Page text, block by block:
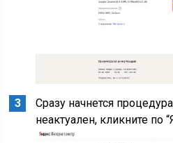
Сразу начнется
неактуален, кликните по